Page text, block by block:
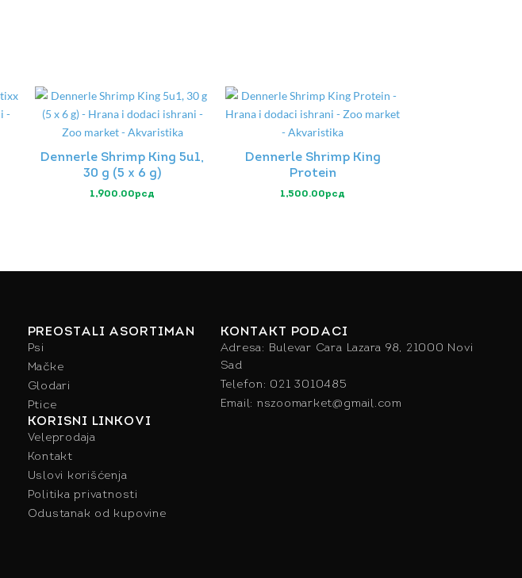
Dennerle Shrimp King 5u1,
30 g (5 x 6 g)
1,900.00рсд
Dennerle Shrimp King
Protein
1,500.00рсд
PREOSTALI ASORTIMAN
Psi
Mačke
Glodari
Ptice
KORISNI LINKOVI
Veleprodaja
Kontakt
Uslovi korišćenja
Politika privatnosti
Odustanak od kupovine
KONTAKT PODACI
Adresa: Bulevar Cara Lazara 98, 21000 Novi
Sad
Telefon: 021 3010485
Email: nszoomarket@gmail.com